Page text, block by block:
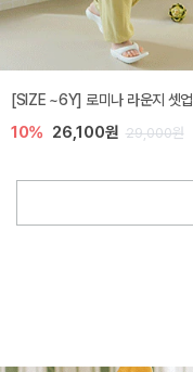
[SIZE ~6Y] 로미나 라운지 셋업
10% 26,100원 29,000원